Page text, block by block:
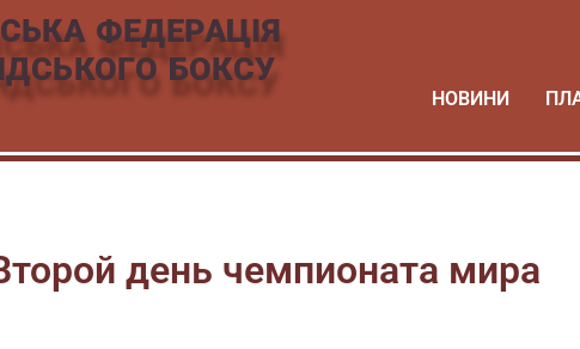
ФЕДЕРАЦІЯ
БОКСУ
НОВИНИ
день чемпионата мира